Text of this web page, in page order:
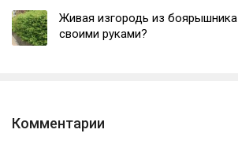
Живая изгородь из
своими руками?
Комментарии